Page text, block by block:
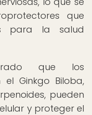
que
para la salud
que los
Ginkgo Biloba,
pueden
y proteger el